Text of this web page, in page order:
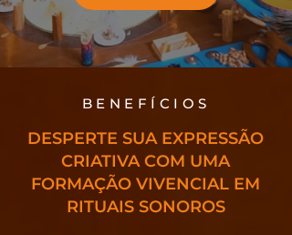
BENEFÍCIOS
DESPERTE SUA EXPRESSÃO
CRIATIVA COM UMA
FORMAÇÃO VIVENCIAL EM
RITUAIS SONOROS